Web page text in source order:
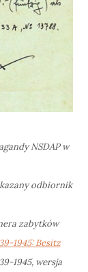
NSDAP w
odbiornik
zabytków
1945: Besitz
1945, wersja